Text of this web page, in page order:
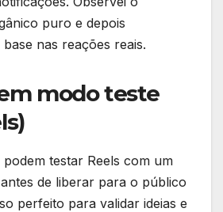
puro e depois
nas reações reais.
modo teste
testar Reels com um
de liberar para o público
perfeito para validar ideias e